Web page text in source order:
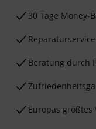
30 Tage Money-
Reparaturservice
Beratung durch
Europas größtes